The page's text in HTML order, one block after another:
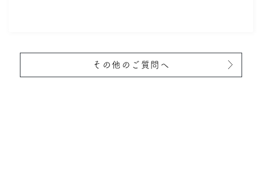
その他のご質問へ